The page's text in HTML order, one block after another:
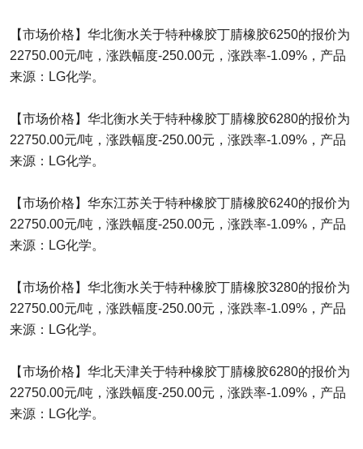
【市场价格】华北衡水关于特种橡胶丁腈橡胶6250的报价为
22750.00元/吨，涨跌幅度-250.00元，涨跌率-1.09%，产品
来源：LG化学。
【市场价格】华北衡水关于特种橡胶丁腈橡胶6280的报价为
22750.00元/吨，涨跌幅度-250.00元，涨跌率-1.09%，产品
来源：LG化学。
【市场价格】华东江苏关于特种橡胶丁腈橡胶6240的报价为
22750.00元/吨，涨跌幅度-250.00元，涨跌率-1.09%，产品
来源：LG化学。
【市场价格】华北衡水关于特种橡胶丁腈橡胶3280的报价为
22750.00元/吨，涨跌幅度-250.00元，涨跌率-1.09%，产品
来源：LG化学。
【市场价格】华北天津关于特种橡胶丁腈橡胶6280的报价为
22750.00元/吨，涨跌幅度-250.00元，涨跌率-1.09%，产品
来源：LG化学。